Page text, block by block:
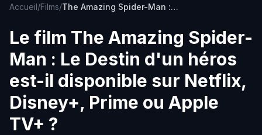
Accueil/Films/ The Amazing Spider-Man : Le Destin d'un héros
Le film The Amazing Spider-
Man : Le Destin d'un héros
est-il disponible sur Netflix,
Disney+, Prime ou Apple
TV+ ?